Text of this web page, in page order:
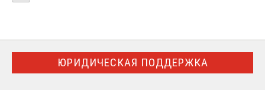
ЮРИДИЧЕСКАЯ ПОДДЕРЖКА